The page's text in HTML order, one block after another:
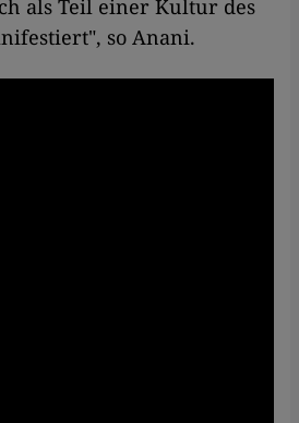
als Teil einer Kultur des
so Anani.